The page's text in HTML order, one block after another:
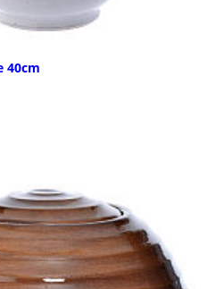
40cm